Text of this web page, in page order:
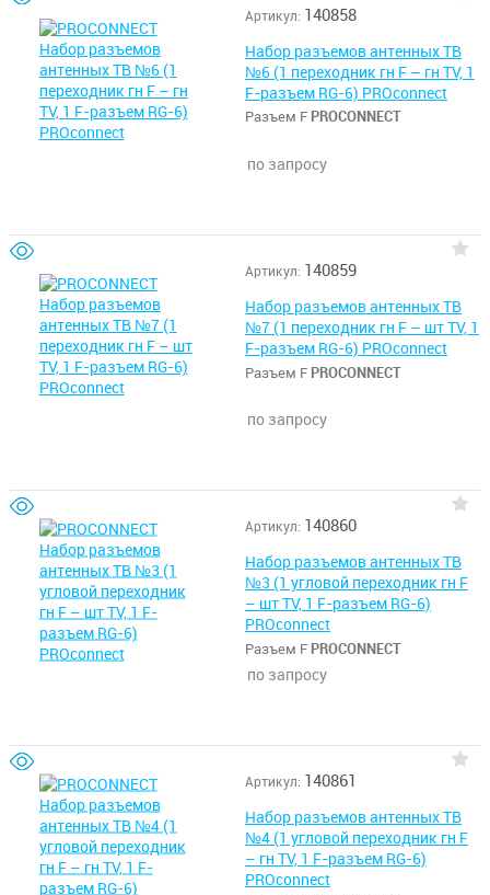
Артикул: 140858
Набор разъемов антенных ТВ
№6 (1 переходник гн F – гн TV, 1
F-разъем RG-6) PROconnect
Разъем F PROCONNECT
по запросу
Артикул: 140859
Набор разъемов антенных ТВ
№7 (1 переходник гн F – шт TV, 1
F-разъем RG-6) PROconnect
Разъем F PROCONNECT
по запросу
Артикул: 140860
Набор разъемов антенных ТВ
№3 (1 угловой переходник гн F
– шт TV, 1 F-разъем RG-6)
PROconnect
Разъем F PROCONNECT
по запросу
Артикул: 140861
Набор разъемов антенных ТВ
№4 (1 угловой переходник гн F
– гн TV, 1 F-разъем RG-6)
PROconnect